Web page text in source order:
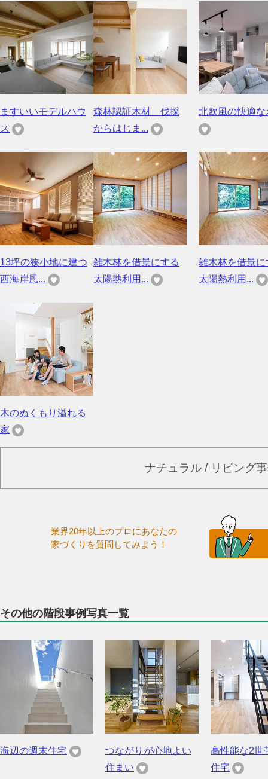
ますいいモデルハウ
ス
森林認証木材 伐採
からはじま...
北欧風の快適な
13坪の狭小地に建つ
西海岸風...
雑木林を借景にする
太陽熱利用...
雑木林を借景に
太陽熱利用...
木のぬくもり溢れる
家
ナチュラル / リビング
業界20年以上のプロにあなたの
家づくりを質問してみよう！
その他の階段事例写真一覧
海辺の週末住宅
つながりが心地よい
住まい
高性能な2世
住宅